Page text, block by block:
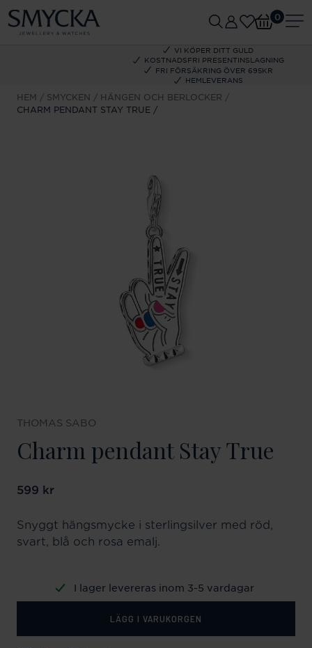
VI KÖPER DITT GULD
KOSTNADSFRI PRESENTINSLAGNING
FRI FÖRSÄKRING ÖVER 695KR
HEMLEVERANS
0
HEM SMYCKEN
HÄNGEN OCH BERLOCKER
CHARM PENDANT STAY TRUE
THOMAS SABO
Charm pendant Stay True
Pris :599 kr
599 kr
Snyggt hängsmycke i sterlingsilver med röd,
svart, blå och rosa emalj.
I lager levereras inom 3-5 vardagar
LÄGG I VARUKORGEN